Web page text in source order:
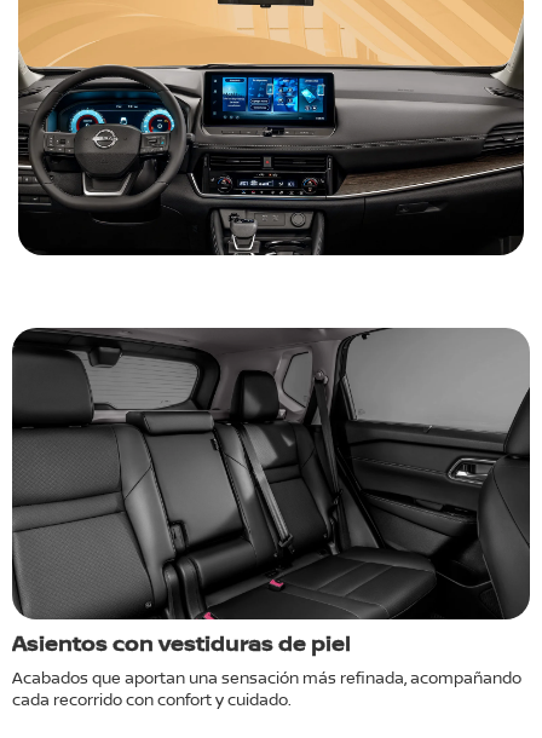
Asientos con vestiduras de piel
Acabados que aportan una sensación más refinada, acompañando
cada recorrido con confort y cuidado.